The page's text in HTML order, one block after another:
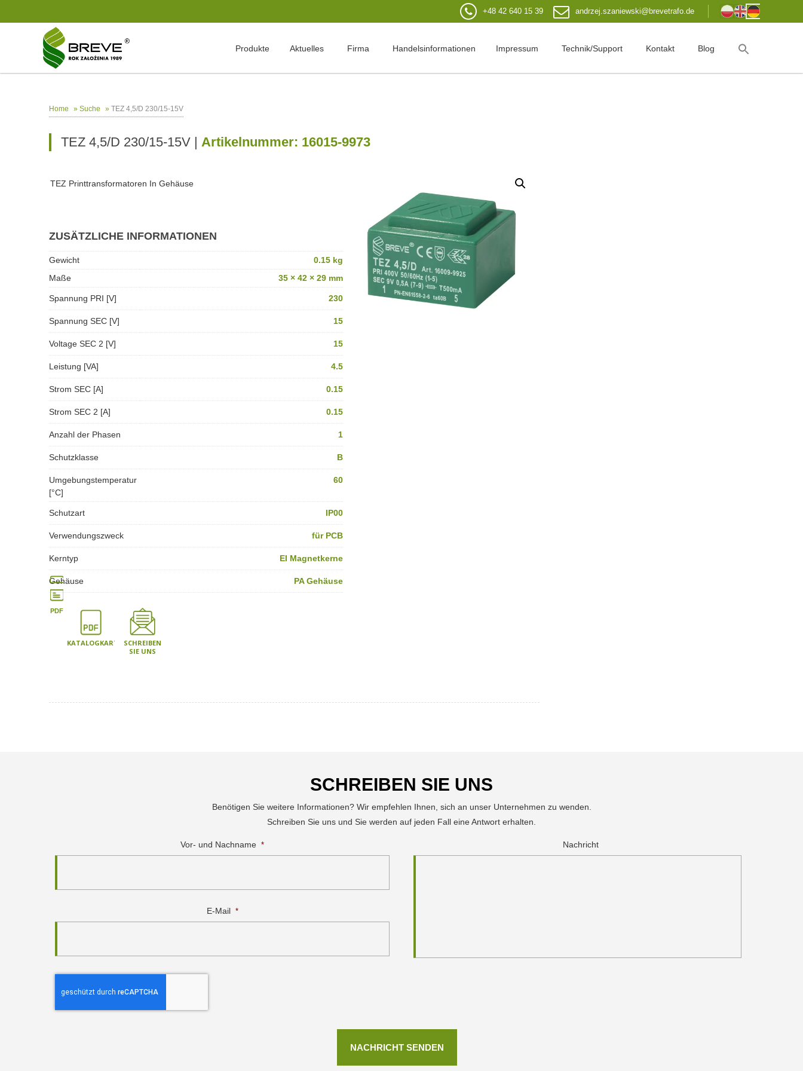
+48 42 640 15 39 andrzej.szaniewski@brevetrafo.de
Produkte Aktuelles Firma Handelsinformationen Impressum Technik/Support Kontakt Blog
Home » Suche » TEZ 4,5/D 230/15-15V
TEZ 4,5/D 230/15-15V | Artikelnummer: 16015-9973
TEZ Printtransformatoren In Gehäuse
ZUSÄTZLICHE INFORMATIONEN
Gewicht
0.15 kg
Maße
35 × 42 × 29 mm
Spannung PRI [V] 230
Spannung SEC [V] 15
Voltage SEC 2 [V] 15
Leistung [VA] 4.5
Strom SEC [A] 0.15
Strom SEC 2 [A] 0.15
Anzahl der Phasen 1
Schutzklasse B
Umgebungstemperatur
[°C]
60
Schutzart IP00
Verwendungszweck für PCB
Kerntyp EI Magnetkerne
Gehäuse PA Gehäuse
PDF
KATALOGKARTE
SCHREIBEN
SIE UNS
SCHREIBEN SIE UNS
Benötigen Sie weitere Informationen? Wir empfehlen Ihnen, sich an unser Unternehmen zu wenden.
Schreiben Sie uns und Sie werden auf jeden Fall eine Antwort erhalten.
Vor- und Nachname *
E-Mail *
Nachricht